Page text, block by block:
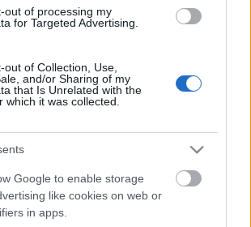
out of processing my
for Targeted Advertising.
out of Collection, Use,
and/or Sharing of my
that Is Unrelated with the
which it was collected.
Google to enable storage
like cookies on web or
in apps.
HIRDETÉS